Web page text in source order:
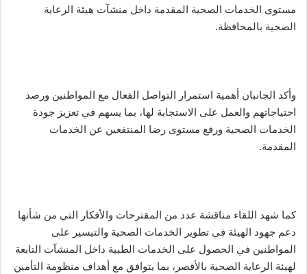
مستوى الخدمات الصحية المقدمة داخل منشآت هيئة الرعاية
الصحية بالمحافظة.
وأكد الجانبان أهمية استمرار التواصل الفعال مع المواطنين ورصد
احتياجاتهم والعمل على الاستجابة لها، بما يسهم في تعزيز جودة
الخدمات الصحية ورفع مستوى رضا المنتفعين عن الخدمات
المقدمة.
كما شهد اللقاء مناقشة عدد من المقترحات والأفكار التي من شأنها
دعم جهود الهيئة في تطوير الخدمات الصحية والتيسير على
المواطنين في الحصول على الخدمات الطبية داخل المنشآت التابعة
لهيئة الرعاية الصحية بالأقصر، بما يتوافق مع أهداف منظومة التأمين